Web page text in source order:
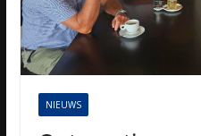
NIEUWS